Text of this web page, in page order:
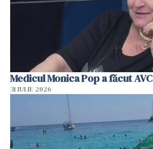
Medicul Monica Pop a făcut AVC
31 IULIE 2026